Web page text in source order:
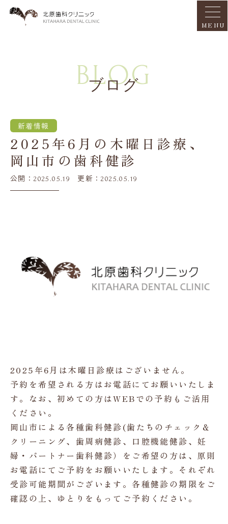
MENU
BLOG
ブログ
新着情報
2025年6月の木曜日診療、
岡山市の歯科健診
公開：2025.05.19 更新：2025.05.19
2025年6月は木曜日診療はございません。
予約を希望される方はお電話にてお願いいたしま
す。なお、初めての方はWEBでの予約もご活用
ください。
岡山市による各種歯科健診(歯たちのチェック＆
クリーニング、歯周病健診、口腔機能健診、妊
婦・パートナー歯科健診）をご希望の方は、原則
お電話にてご予約をお願いいたします。それぞれ
受診可能期間がございます。各種健診の期限をご
確認の上、ゆとりをもってご予約ください。